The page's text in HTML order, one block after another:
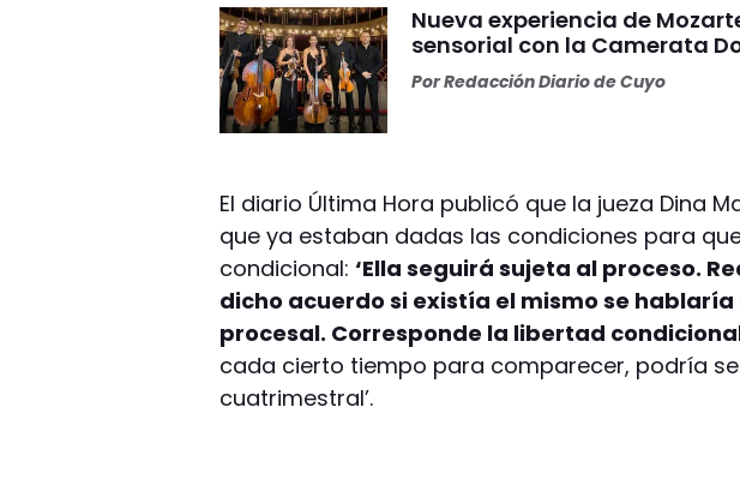
Nueva experiencia de
sensorial con la Camerata
PorRedacción Diario de Cuyo
El diario Última Hora publicó que la jueza Dina
que ya estaban dadas las condiciones para
condicional:‘Ella seguirá sujeta al proceso.
dicho acuerdo si existía el mismo se
procesal. Corresponde la libertad
cada cierto tiempo para comparecer, podría
cuatrimestral’.